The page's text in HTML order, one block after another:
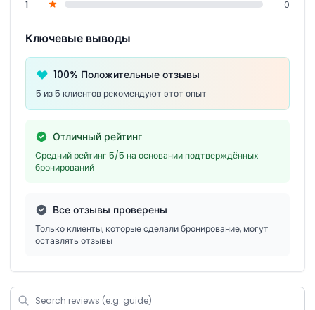
1 0
Ключевые выводы
100% Положительные отзывы
5 из 5 клиентов рекомендуют этот опыт
Отличный рейтинг
Средний рейтинг 5/5 на основании подтверждённых
бронирований
Все отзывы проверены
Только клиенты, которые сделали бронирование, могут
оставлять отзывы